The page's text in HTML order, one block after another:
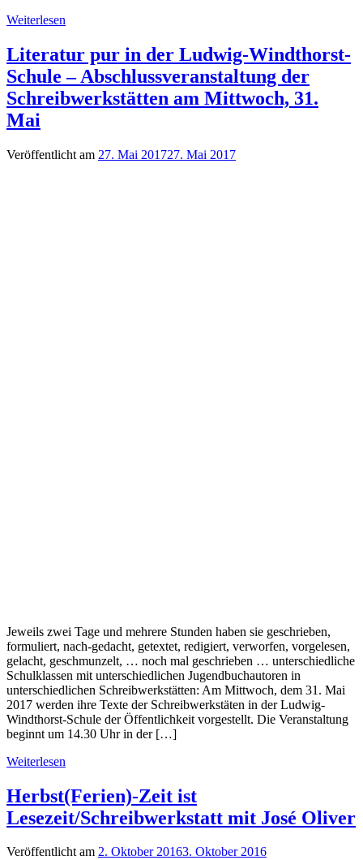
Weiterlesen
Literatur pur in der Ludwig-Windthorst-
Schule – Abschlussveranstaltung der
Schreibwerkstätten am Mittwoch, 31.
Mai
Veröffentlicht am 27. Mai 201727. Mai 2017
Jeweils zwei Tage und mehrere Stunden haben sie geschrieben,
formuliert, nach-gedacht, getextet, redigiert, verworfen, vorgelesen,
gelacht, geschmunzelt, … noch mal geschrieben … unterschiedliche
Schulklassen mit unterschiedlichen Jugendbuchautoren in
unterschiedlichen Schreibwerkstätten: Am Mittwoch, dem 31. Mai
2017 werden ihre Texte der Schreibwerkstäten in der Ludwig-
Windthorst-Schule der Öffentlichkeit vorgestellt. Die Veranstaltung
beginnt um 14.30 Uhr in der […]
Weiterlesen
Herbst(Ferien)-Zeit ist
Lesezeit/Schreibwerkstatt mit José Oliver
Veröffentlicht am 2. Oktober 20163. Oktober 2016